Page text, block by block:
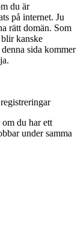
du är
på internet. Ju
rätt domän. Som
kanske
sida kommer
du har ett
under samma